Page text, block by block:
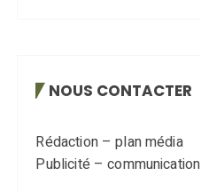
NOUS CONTACTER
Rédaction – plan média
Publicité – communication